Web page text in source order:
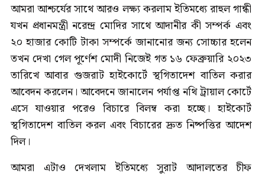
আমরা আশ্চর্যের সাথে আরও লক্ষ্য করলাম ইতিমধ্যে রাহুল গান্ধী
যখন প্রধানমন্ত্রী নরেন্দ্র মোদির সাথে আদানীর কী সম্পর্ক এবং
২০ হাজার কোটি টাকা সম্পর্কে জানানোর জন্য সোচ্চার হলেন
তখন দেখা গেল পূর্ণেশ মোদী নিজেই গত ১৬ ফেব্রুয়ারি ২০২৩
তারিখে আবার গুজরাট হাইকোর্টে স্থগিতাদেশ বাতিল করার
আবেদন করলেন। আবেদনে জানালেন পর্যাপ্ত নথি ট্রায়াল কোর্টে
এসে যাওয়ার পরেও বিচারে বিলম্ব করা হচ্ছে। হাইকোর্ট
স্থগিতাদেশ বাতিল করল এবং বিচারের দ্রুত নিষ্পত্তির আদেশ
দিল।
আমরা এটাও দেখলাম ইতিমধ্যে সুরাট আদালতের চীফ